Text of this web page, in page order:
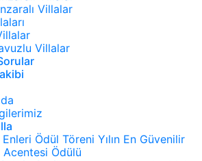
Villalar
Villalar
Enleri Ödül Töreni Yılın En Güvenilir
Ödülü